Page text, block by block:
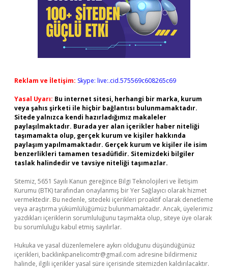
Reklam ve İletişim: Skype: live:.cid.575569c608265c69
Yasal Uyarı: Bu internet sitesi, herhangi bir marka, kurum
veya şahıs şirketi ile hiçbir bağlantısı bulunmamaktadır.
Sitede yalnızca kendi hazırladığımız makaleler
paylaşılmaktadır. Burada yer alan içerikler haber niteliği
taşımamakta olup, gerçek kurum ve kişiler hakkında
paylaşım yapılmamaktadır. Gerçek kurum ve kişiler ile isim
benzerlikleri tamamen tesadüfidir. Sitemizdeki bilgiler
taslak halindedir ve tavsiye niteliği taşımazlar.
Sitemiz, 5651 Sayılı Kanun gereğince Bilgi Teknolojileri ve İletişim
Kurumu (BTK) tarafından onaylanmış bir Yer Sağlayıcı olarak hizmet
vermektedir. Bu nedenle, sitedeki içerikleri proaktif olarak denetleme
veya araştırma yükümlülüğümüz bulunmamaktadır. Ancak, üyelerimiz
yazdıkları içeriklerin sorumluluğunu taşımakta olup, siteye üye olarak
bu sorumluluğu kabul etmiş sayılırlar.
Hukuka ve yasal düzenlemelere aykırı olduğunu düşündüğünüz
içerikleri, backlinkpanelicomtr@gmail.com adresine bildirmeniz
halinde, ilgili içerikler yasal süre içerisinde sitemizden kaldırılacaktır.